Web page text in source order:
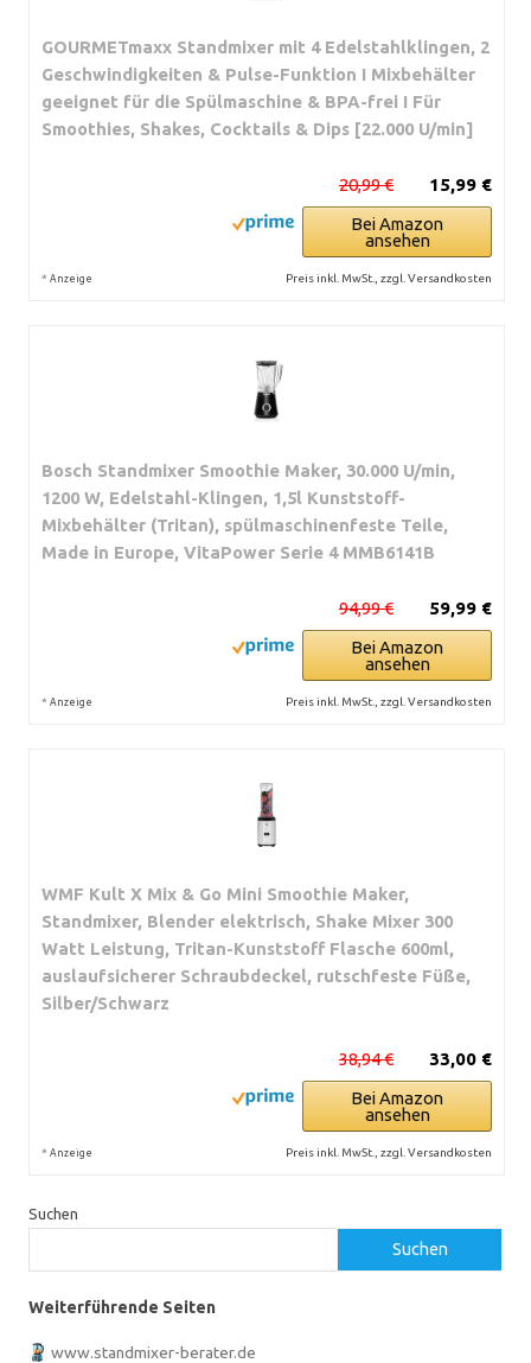
GOURMETmaxx Standmixer mit 4 Edelstahlklingen, 2
Geschwindigkeiten & Pulse-Funktion I Mixbehälter
geeignet für die Spülmaschine & BPA-frei I Für
Smoothies, Shakes, Cocktails & Dips [22.000 U/min]
15,99 €
20,99 €
Bei Amazon
ansehen
* Anzeige Preis inkl. MwSt., zzgl. Versandkosten
Bosch Standmixer Smoothie Maker, 30.000 U/min,
1200 W, Edelstahl-Klingen, 1,5l Kunststoff-
Mixbehälter (Tritan), spülmaschinenfeste Teile,
Made in Europe, VitaPower Serie 4 MMB6141B
59,99 €
94,99 €
Bei Amazon
ansehen
* Anzeige Preis inkl. MwSt., zzgl. Versandkosten
WMF Kult X Mix & Go Mini Smoothie Maker,
Standmixer, Blender elektrisch, Shake Mixer 300
Watt Leistung, Tritan-Kunststoff Flasche 600ml,
auslaufsicherer Schraubdeckel, rutschfeste Füße,
Silber/Schwarz
33,00 €
38,94 €
Bei Amazon
ansehen
* Anzeige Preis inkl. MwSt., zzgl. Versandkosten
Suchen
Suchen
Weiterführende Seiten
www.standmixer-berater.de